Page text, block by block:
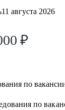
11 августа 2026
₽
Тренировка собеседования по
по